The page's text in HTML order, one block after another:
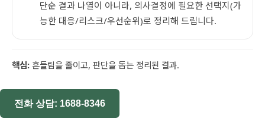
단순 결과 나열이 아니라, 의사결정에 필요한 선택지(가
능한 대응/리스크/우선순위)로 정리해 드립니다.
핵심: 흔들림을 줄이고, 판단을 돕는 정리된 결과.
전화 상담: 1688-8346